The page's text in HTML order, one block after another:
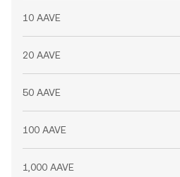
10 AAVE
20 AAVE
50 AAVE
100 AAVE
1,000 AAVE